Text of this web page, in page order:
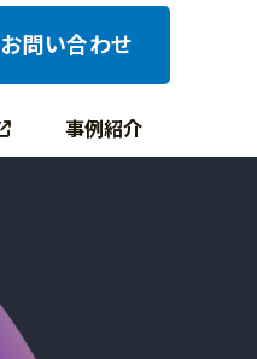
お問い合わせ
事例紹介